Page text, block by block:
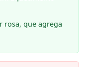
rosa, que agrega